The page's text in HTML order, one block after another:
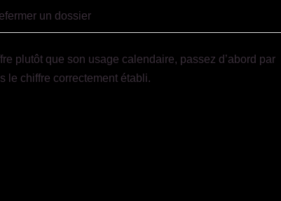
un dossier
plutôt que son usage calendaire, passez d’abord par
le chiffre correctement établi.